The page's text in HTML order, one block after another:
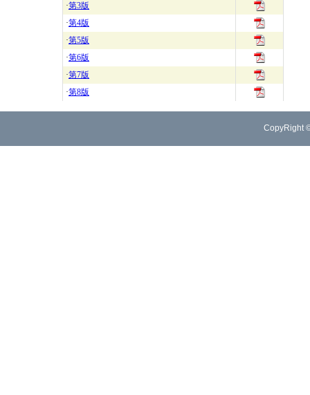
·第3版
·第4版
·第5版
·第6版
·第7版
·第8版
CopyRight